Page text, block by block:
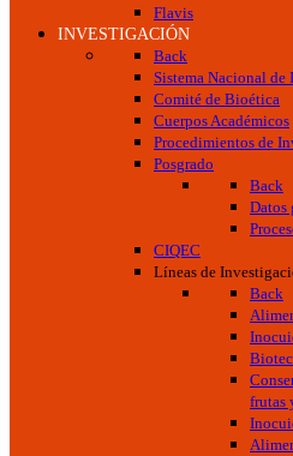
Flavis
INVESTIGACIÓN
Back
Sistema Nacional de
Comité de Bioética
Cuerpos Académicos
Procedimientos de
Posgrado
Back
Datos
CIQEC
Líneas de
Back
frutas